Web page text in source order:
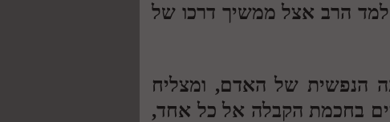
הרב אצל ממשיך דרכו של
הנפשית של האדם, ומצליח
בחכמת הקבלה אל כל אחד,